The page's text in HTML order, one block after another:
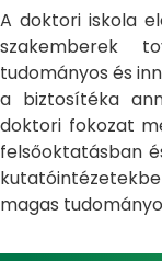
A doktori iskola
szakemberek
tudományos és
a biztosítéka
doktori fokozat
felsőoktatásban
magas